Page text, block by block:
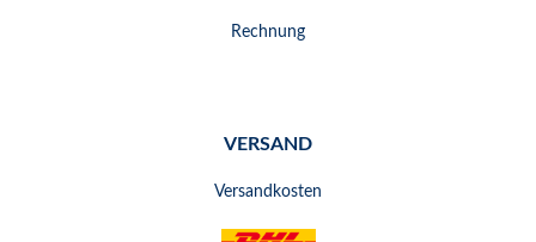
Rechnung
VERSAND
Versandkosten